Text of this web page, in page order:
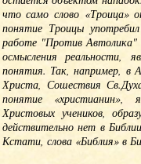
что само слово «Троица»
понятие Троицы
работе "Против Автолика"
осмысления реальности,
понятия. Так, например, в
Христа, Сошествия
понятие «христианин»,
Христовых учеников,
действительно нет в
Кстати, слова «Библия» в